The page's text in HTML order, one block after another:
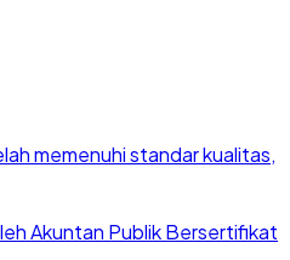
memenuhi standar kualitas,
Akuntan Publik Bersertifikat